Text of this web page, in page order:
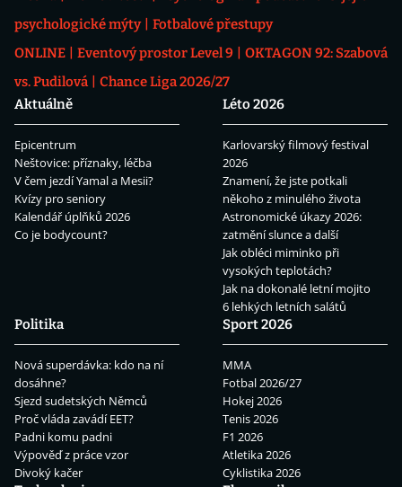
psychologické mýty
Fotbalové přestupy
ONLINE
Eventový prostor Level 9
OKTAGON 92: Szabová
vs. Pudilová
Chance Liga 2026/27
Aktuálně
Epicentrum
Neštovice: příznaky, léčba
V čem jezdí Yamal a Mesii?
Kvízy pro seniory
Kalendář úplňků 2026
Co je bodycount?
Léto 2026
Karlovarský filmový festival
2026
Znamení, že jste potkali
někoho z minulého života
Astronomické úkazy 2026:
zatmění slunce a další
Jak obléci miminko při
vysokých teplotách?
Jak na dokonalé letní mojito
6 lehkých letních salátů
Politika
Nová superdávka: kdo na ní
dosáhne?
Sjezd sudetských Němců
Proč vláda zavádí EET?
Padni komu padni
Výpověď z práce vzor
Divoký kačer
Sport 2026
MMA
Fotbal 2026/27
Hokej 2026
Tenis 2026
F1 2026
Atletika 2026
Cyklistika 2026